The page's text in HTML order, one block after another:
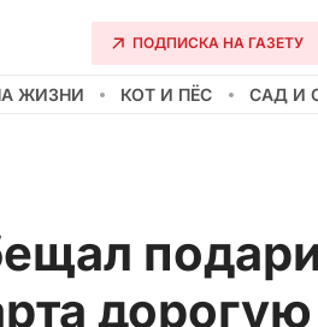
ПОДПИСКА НА ГАЗЕТУ
ЖИЗНИ КОТ И ПЁС САД И